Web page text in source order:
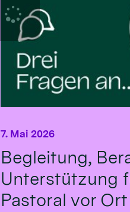
Begleitung,
Unterstützung
Pastoral vor Ort
7. Mai 2026